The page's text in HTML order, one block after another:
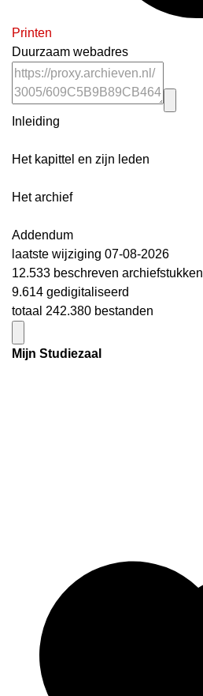
Printen
Duurzaam webadres
Inleiding
Het kapittel en zijn leden
Het archief
Addendum
laatste wijziging 07-08-2026
12.533 beschreven archiefstukken
9.614 gedigitaliseerd
totaal 242.380 bestanden
Mijn Studiezaal